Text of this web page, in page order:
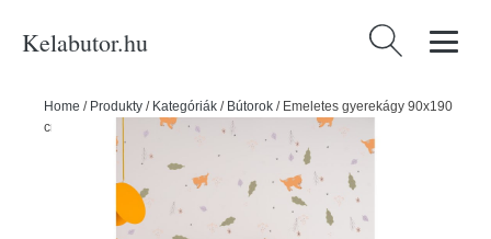
Kelabutor.hu Keresés:
Home / Produkty / Kategóriák / Bútorok / Emeletes gyerekágy 90x190
cm Simba - Adeko